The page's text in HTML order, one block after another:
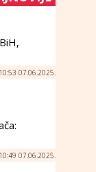
10:53 07.06.2025.
10:49 07.06.2025.